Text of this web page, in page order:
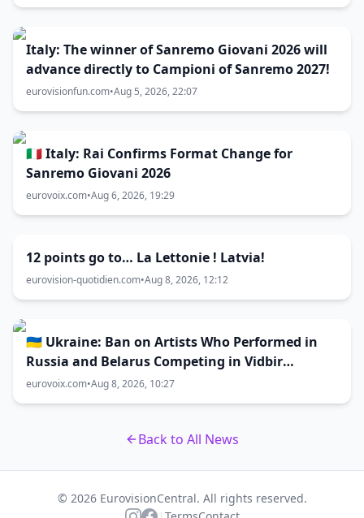
Italy: The winner of Sanremo Giovani 2026 will
advance directly to Campioni of Sanremo 2027!
eurovisionfun.com•Aug 5, 2026, 22:07
🇮🇹 Italy: Rai Confirms Format Change for
Sanremo Giovani 2026
eurovoix.com•Aug 6, 2026, 19:29
12 points go to… La Lettonie ! Latvia!
eurovision-quotidien.com•Aug 8, 2026, 12:12
🇺🇦 Ukraine: Ban on Artists Who Performed in
Russia and Belarus Competing in Vidbir
Remains Unchanged
eurovoix.com•Aug 8, 2026, 10:27
Back to All News
© 2026 EurovisionCentral. All rights reserved.